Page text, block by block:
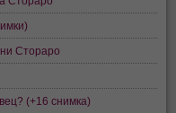
Стораро
(+16 снимка)